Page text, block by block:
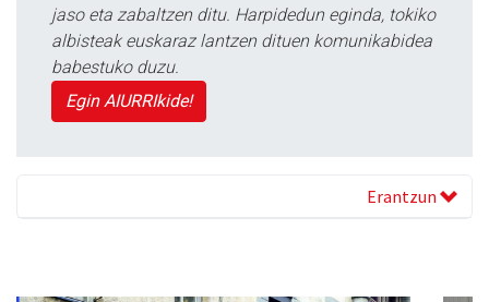
jaso eta zabaltzen ditu. Harpidedun eginda, tokiko
albisteak euskaraz lantzen dituen komunikabidea
babestuko duzu.
Egin AIURRIkide!
Erantzun